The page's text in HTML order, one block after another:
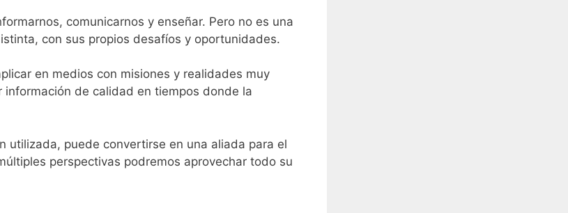
comunicarnos y enseñar. Pero no es una
con sus propios desafíos y oportunidades.
en medios con misiones y realidades muy
de calidad en tiempos donde la
utilizada, puede convertirse en una aliada para el
perspectivas podremos aprovechar todo su